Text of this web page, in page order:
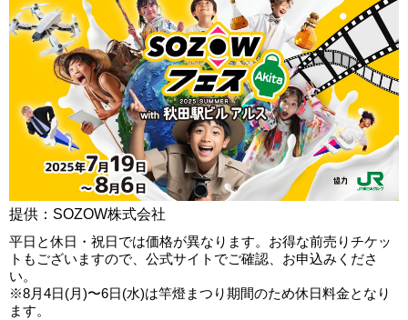
提供：SOZOW株式会社
平日と休日・祝日では価格が異なります。お得な前売りチケッ
トもございますので、公式サイトでご確認、お申込みくださ
い。
※8月4日(月)〜6日(水)は竿燈まつり期間のため休日料金となり
ます。